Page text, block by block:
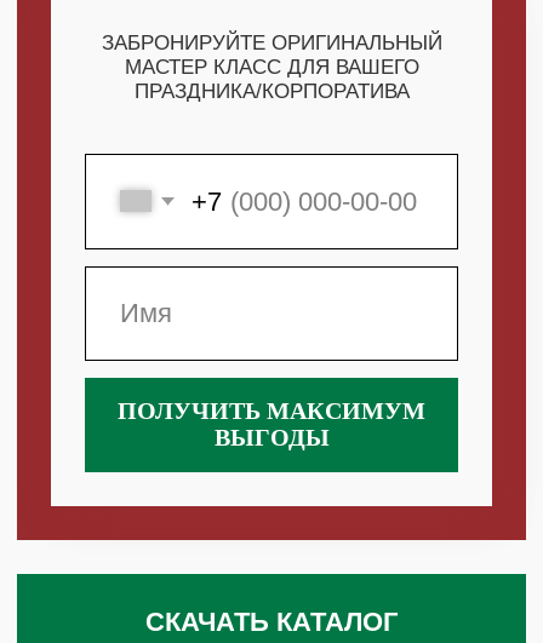
ПОЛУЧИТЬ МАКСИМУМ
ВЫГОДЫ
СКАЧАТЬ КАТАЛОГ